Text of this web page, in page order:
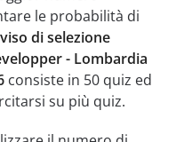
le probabilità di
di selezione
- Lombardia
consiste in 50 quiz ed
su più quiz.